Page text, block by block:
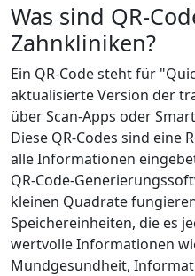
Was sind QR-
Zahnkliniken?
Ein QR-Code steht für
aktualisierte Version der
über Scan-Apps oder
Diese QR-Codes sind eine
alle Informationen
QR-Code-
kleinen Quadrate
Speichereinheiten, die es
wertvolle Informationen
Mundgesundheit,